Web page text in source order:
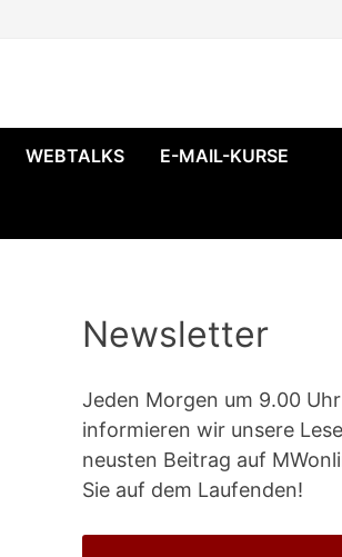
WEBTALKS E-MAIL-KURSE
Newsletter
Jeden Morgen um 9.00 Uhr
informieren wir unsere
neusten Beitrag auf
Sie auf dem Laufenden!